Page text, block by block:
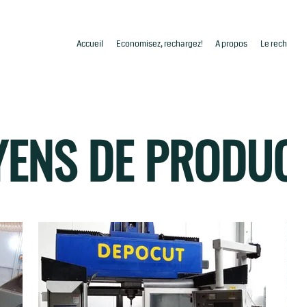
Accueil Economisez, rechargez! A propos Le
DE